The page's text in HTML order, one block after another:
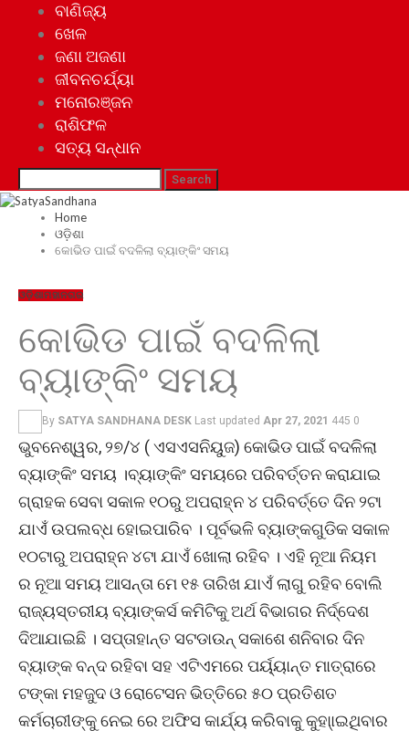
ବାଣିଜ୍ୟ
ଖେଳ
ଜଣା ଅଜଣା
ଜୀବନଚର୍ଯ୍ୟା
ମନୋରଞ୍ଜନ
ରାଶିଫଳ
ସତ୍ୟ ସନ୍ଧାନ
Home
ଓଡ଼ିଶା
କୋଭିଡ ପାଇଁ ବଦଳିଲା ବ୍ୟାଙ୍କିଂ ସମୟ
ଓଡ଼ିଶାମହାନଗର
କୋଭିଡ ପାଇଁ ବଦଳିଲା
ବ୍ୟାଙ୍କିଂ ସମୟ
By SATYA SANDHANA DESK Last updated Apr 27, 2021 445 0
ଭୁବନେଶ୍ୱର, ୨୭/୪ ( ଏସଏସନିୟୁଜ) କୋଭିଡ ପାଇଁ ବଦଳିଲା
ବ୍ୟାଙ୍କିଂ ସମୟ ।ବ୍ୟାଙ୍କିଂ ସମୟରେ ପରିବର୍ତ୍ତନ କରାଯାଇ
ଗ୍ରାହକ ସେବା ସକାଳ ୧୦ରୁ ଅପରାହ୍ନ ୪ ପରିବର୍ତ୍ତେ ଦିନ ୨ଟା
ଯାଏଁ ଉପଲବ୍ଧ ହୋଇପାରିବ । ପୂର୍ବଭଳି ବ୍ୟାଙ୍କଗୁଡିକ ସକାଳ
୧୦ଟାରୁ ଅପରାହ୍ନ ୪ଟା ଯାଏଁ ଖୋଲା ରହିବ । ଏହି ନୂଆ ନିୟମ
ର ନୂଆ ସମୟ ଆସନ୍ତା ମେ ୧୫ ତାରିଖ ଯାଏଁ ଲାଗୁ ରହିବ ବୋଲି
ରାଜ୍ୟସ୍ତରୀୟ ବ୍ୟାଙ୍କର୍ସ କମିଟିକୁ ଅର୍ଥ ବିଭାଗର ନିର୍ଦ୍ଦେଶ
ଦିଆଯାଇଛି । ସପ୍ତାହାନ୍ତ ସଟଡାଉନ୍ ସକାଶେ ଶନିବାର ଦିନ
ବ୍ୟାଙ୍କ ବନ୍ଦ ରହିବା ସହ ଏଟିଏମରେ ପର୍ୟ୍ୟାନ୍ତ ମାତ୍ରାରେ
ଟଙ୍କା ମହଜୁଦ ଓ ରୋଟେସନ ଭିତ୍ତିରେ ୫୦ ପ୍ରତିଶତ
କର୍ମଚାରୀଙ୍କୁ ନେଇ ରେ ଅଫିସ କାର୍ଯ୍ୟ କରିବାକୁ କୁହା୍‌ାଇଥିବାର